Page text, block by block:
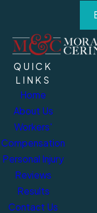
QUICK
LINKS
Home
About Us
Workers'
Compensation
Personal Injury
Reviews
Results
Contact Us